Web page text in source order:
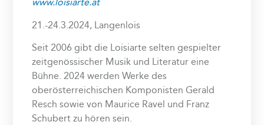
www.loisiarte.at
21.-24.3.2024, Langenlois
Seit 2006 gibt die Loisiarte selten gespielter
zeitgenössischer Musik und Literatur eine
Bühne. 2024 werden Werke des
oberösterreichischen Komponisten Gerald
Resch sowie von Maurice Ravel und Franz
Schubert zu hören sein.